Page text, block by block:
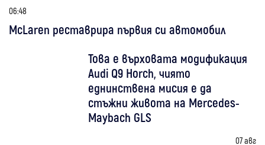
06:48
McLaren реставрира първия си автомобил
Това е върховата модификация
Audi Q9 Horch, чиято
еднинствена мисия е да
стъжни живота на Mercedes-
Maybach GLS
07 авг